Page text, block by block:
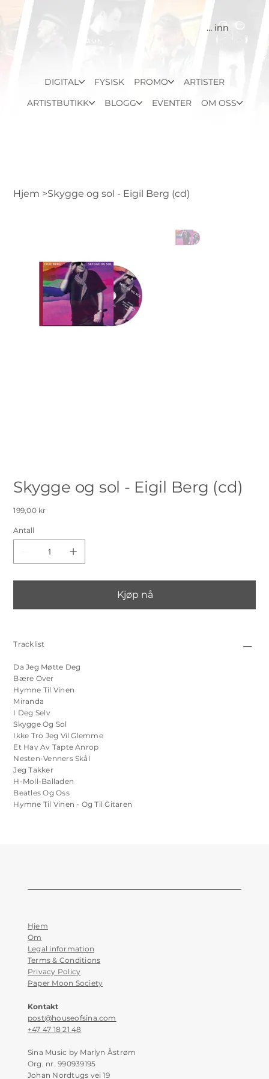
Logg inn
DIGITAL FYSISK PROMO
ARTISTER
ARTISTBUTIKK
BLOGG EVENTER OM OSS
Hjem >Skygge og sol - Eigil Berg (cd)
Skygge og sol - Eigil Berg (cd)
Pris
199,00 kr
Antall
Kjøp nå
Tracklist
Da Jeg Møtte Deg
Bære Over
Hymne Til Vinen
Miranda
I Deg Selv
Skygge Og Sol
Ikke Tro Jeg Vil Glemme
Et Hav Av Tapte Anrop
Nesten-Venners Skål
Jeg Takker
H-Moll-Balladen
Beatles Og Oss
Hymne Til Vinen - Og Til Gitaren
Kontakt
post@houseofsina.com
+47 47 18 21 48
Sina Music by Marlyn Åstrøm
Org. nr. 990939195
Johan Nordtugs vei 19
Hjem
Om
Legal information
Terms & Conditions
Privacy Policy
Paper Moon Society